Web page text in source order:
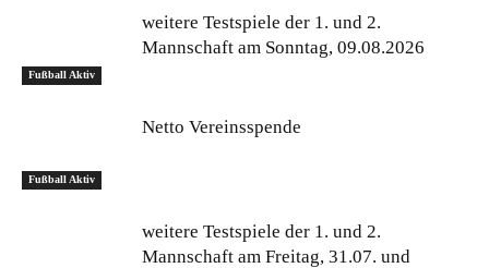
Fußball Aktiv
weitere Testspiele der 1. und 2.
Mannschaft am Sonntag, 09.08.2026
Fußball Aktiv
Netto Vereinsspende
weitere Testspiele der 1. und 2.
Mannschaft am Freitag, 31.07. und